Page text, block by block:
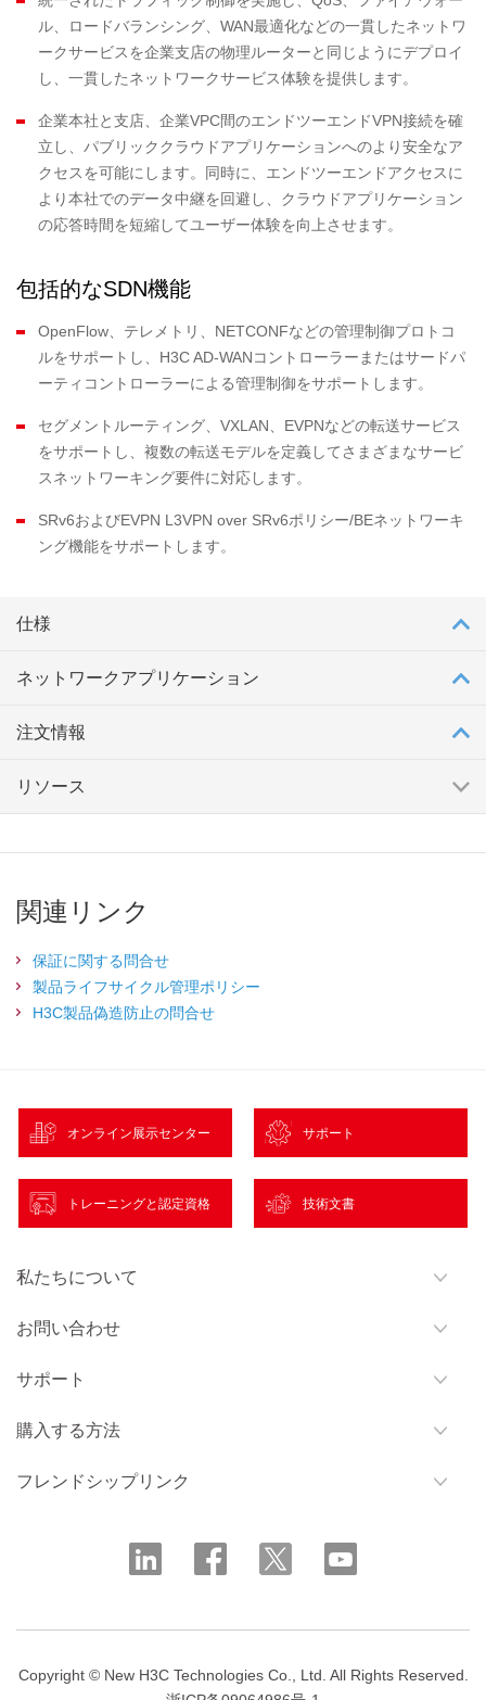
ル、ロードバランシング、WAN最適化などの一貫したネットワ
ークサービスを企業支店の物理ルーターと同じようにデプロイ
し、一貫したネットワークサービス体験を提供します。
企業本社と支店、企業VPC間のエンドツーエンドVPN接続を確
立し、パブリッククラウドアプリケーションへのより安全なア
クセスを可能にします。同時に、エンドツーエンドアクセスに
より本社でのデータ中継を回避し、クラウドアプリケーション
の応答時間を短縮してユーザー体験を向上させます。
包括的なSDN機能
OpenFlow、テレメトリ、NETCONFなどの管理制御プロトコ
ルをサポートし、H3C AD-WANコントローラーまたはサードパ
ーティコントローラーによる管理制御をサポートします。
セグメントルーティング、VXLAN、EVPNなどの転送サービス
をサポートし、複数の転送モデルを定義してさまざまなサービ
スネットワーキング要件に対応します。
SRv6およびEVPN L3VPN over SRv6ポリシー/BEネットワーキ
ング機能をサポートします。
仕様
ネットワークアプリケーション
注文情報
リソース
関連リンク
保証に関する問合せ
製品ライフサイクル管理ポリシー
H3C製品偽造防止の問合せ
オンライン展示センター サポート
トレーニングと認定資格 技術文書
私たちについて
お問い合わせ
サポート
購入する方法
フレンドシップリンク
Copyright © New H3C Technologies Co., Ltd. All Rights Reserved.